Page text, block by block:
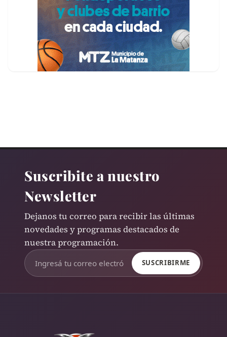
Suscribite a nuestro
Newsletter
Dejanos tu correo para recibir las últimas
novedades y programas destacados de
nuestra programación.
SUSCRIBIRME